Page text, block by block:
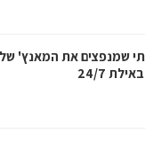
שמנפצים את המאנץ' של
24/7